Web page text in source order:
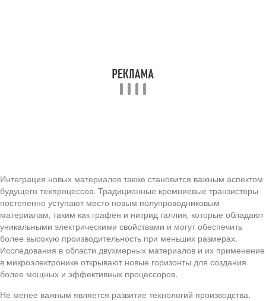
Интеграция новых материалов также становится важным аспектом
будущего техпроцессов. Традиционные кремниевые транзисторы
постепенно уступают место новым полупроводниковым
материалам, таким как графен и нитрид галлия, которые обладают
уникальными электрическими свойствами и могут обеспечить
более высокую производительность при меньших размерах.
Исследования в области двухмерных материалов и их применение
в микроэлектронике открывают новые горизонты для создания
более мощных и эффективных процессоров.
Не менее важным является развитие технологий производства.